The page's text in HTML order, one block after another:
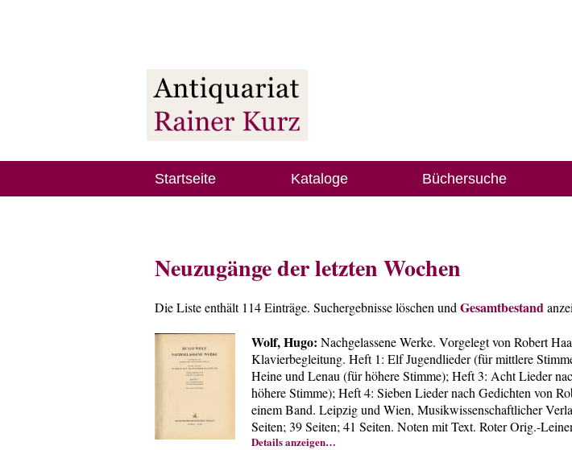
Startseite Kataloge Büchersuche
Neuzugänge der letzten Wochen
Die Liste enthält 114 Einträge. Suchergebnisse löschen und Gesamtbestand
Wolf, Hugo: Nachgelassene Werke. Vorgelegt von Robert
Klavierbegleitung. Heft 1: Elf Jugendlieder (für mittlere
Heine und Lenau (für höhere Stimme); Heft 3: Acht Lieder
höhere Stimme); Heft 4: Sieben Lieder nach Gedichten von
einem Band. Leipzig und Wien, Musikwissenschaftlicher
Seiten; 39 Seiten; 41 Seiten. Noten mit Text. Roter Orig.-
Details anzeigen…